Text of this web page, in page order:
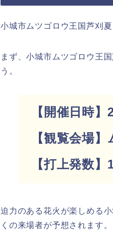
小城市ムツゴロウ王国芦刈
まず、小城市ムツゴロウ王
う。
【開催日時
【観覧会場
【打上発数
迫力のある花火が楽しめる
くの来場者が予想されます。